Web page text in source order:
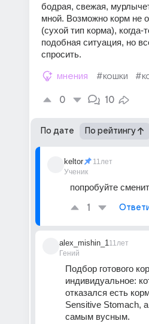
бодрая, свежая,
мной. Возможно корм не
(сухой тип корма), когда-
подобная ситуация, но
спросить.
мнения #кошки
0 10
По дате По рейтингу
keltor
Ученик
11лет
попробуйте
1
alex_mishin_1
Гений
11лет
Подбор готового
индивидуальное:
отказался есть
Sensitive Stomach,
самым вусным.